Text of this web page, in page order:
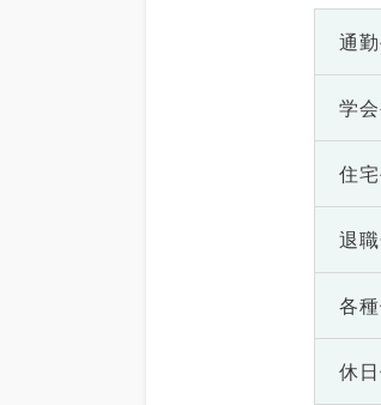
通
学
住
退
各
休